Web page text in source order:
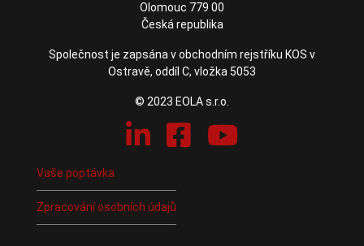
Olomouc 779 00
Česká republika
Společnost je zapsána v obchodním rejstříku KOS v
Ostravě, oddíl C, vložka 5053
© 2023 EOLA s.r.o.
Vaše poptávka
Zpracování osobních údajů